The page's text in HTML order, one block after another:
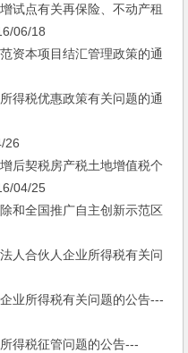
点有关再保险、不动产租
06/18
本项目结汇管理政策的通
税优惠政策有关问题的通
26
契税房产税土地增值税个
04/25
全国推广自主创新示范区
合伙人企业所得税有关问
所得税有关问题的公告---
税征管问题的公告---